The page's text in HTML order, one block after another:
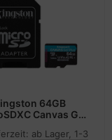
64GB
Canvas Go
Card+ Adapter -
ab Lager, 1-3